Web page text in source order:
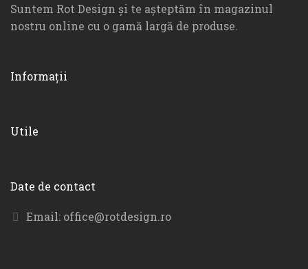
Suntem Rot Design și te așteptăm în magazinul
nostru online cu o gamă largă de produse.
Informații
Utile
Date de contact
Email: office@rotdesign.ro